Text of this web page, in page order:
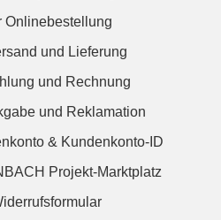
Onlinebestellung
und Lieferung
und Rechnung
und Reklamation
& Kundenkonto-ID
Projekt-Marktplatz